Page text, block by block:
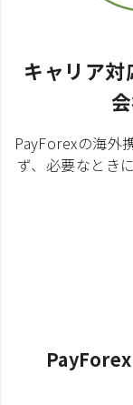
キャリア
PayForexの海外
ず、必要なとき